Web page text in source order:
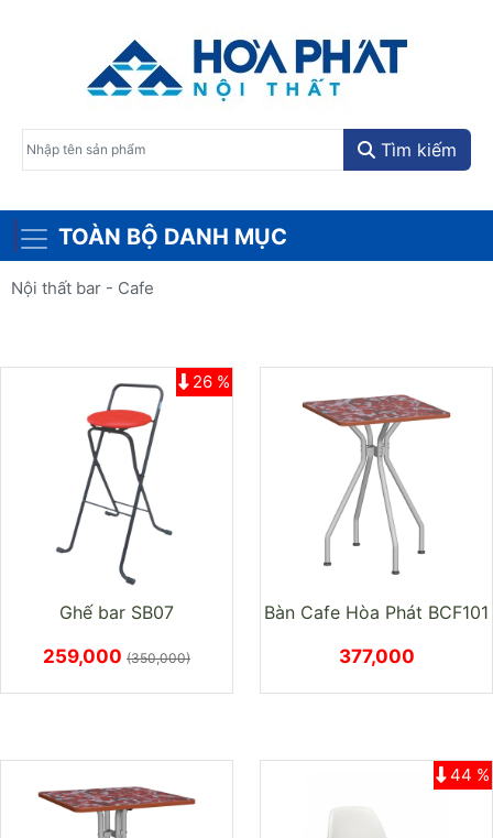
Tìm kiếm
TOÀN BỘ DANH MỤC
Nội thất bar - Cafe
Ghế bar SB07
26 %
259,000 (350,000)
Bàn Cafe Hòa Phát BCF101
377,000
44 %